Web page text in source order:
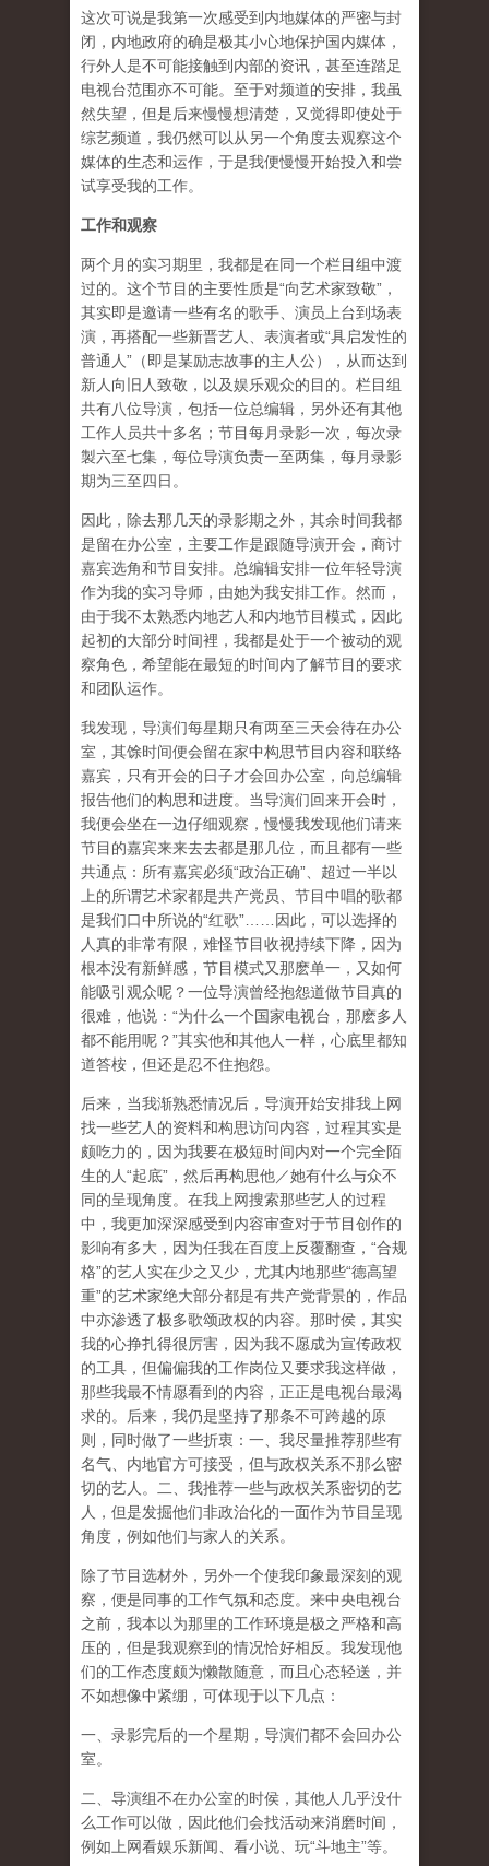
这次可说是我第一次感受到内地媒体的严密与封
闭，内地政府的确是极其小心地保护国内媒体，
行外人是不可能接触到内部的资讯，甚至连踏足
电视台范围亦不可能。至于对频道的安排，我虽
然失望，但是后来慢慢想清楚，又觉得即使处于
综艺频道，我仍然可以从另一个角度去观察这个
媒体的生态和运作，于是我便慢慢开始投入和尝
试享受我的工作。
工作和观察
两个月的实习期里，我都是在同一个栏目组中渡
过的。这个节目的主要性质是“向艺术家致敬”，
其实即是邀请一些有名的歌手、演员上台到场表
演，再搭配一些新晋艺人、表演者或“具启发性的
普通人”（即是某励志故事的主人公），从而达到
新人向旧人致敬，以及娱乐观众的目的。栏目组
共有八位导演，包括一位总编辑，另外还有其他
工作人员共十多名；节目每月录影一次，每次录
製六至七集，每位导演负责一至两集，每月录影
期为三至四日。
因此，除去那几天的录影期之外，其余时间我都
是留在办公室，主要工作是跟随导演开会，商讨
嘉宾选角和节目安排。总编辑安排一位年轻导演
作为我的实习导师，由她为我安排工作。然而，
由于我不太熟悉内地艺人和内地节目模式，因此
起初的大部分时间裡，我都是处于一个被动的观
察角色，希望能在最短的时间内了解节目的要求
和团队运作。
我发现，导演们每星期只有两至三天会待在办公
室，其馀时间便会留在家中构思节目内容和联络
嘉宾，只有开会的日子才会回办公室，向总编辑
报告他们的构思和进度。当导演们回来开会时，
我便会坐在一边仔细观察，慢慢我发现他们请来
节目的嘉宾来来去去都是那几位，而且都有一些
共通点：所有嘉宾必须“政治正确”、超过一半以
上的所谓艺术家都是共产党员、节目中唱的歌都
是我们口中所说的“红歌”……因此，可以选择的
人真的非常有限，难怪节目收视持续下降，因为
根本没有新鲜感，节目模式又那麽单一，又如何
能吸引观众呢？一位导演曾经抱怨道做节目真的
很难，他说：“为什么一个国家电视台，那麽多人
都不能用呢？”其实他和其他人一样，心底里都知
道答桉，但还是忍不住抱怨。
后来，当我渐熟悉情况后，导演开始安排我上网
找一些艺人的资料和构思访问内容，过程其实是
颇吃力的，因为我要在极短时间内对一个完全陌
生的人“起底”，然后再构思他／她有什么与众不
同的呈现角度。在我上网搜索那些艺人的过程
中，我更加深深感受到内容审查对于节目创作的
影响有多大，因为任我在百度上反覆翻查，“合规
格”的艺人实在少之又少，尤其内地那些“德高望
重”的艺术家绝大部分都是有共产党背景的，作品
中亦渗透了极多歌颂政权的内容。那时侯，其实
我的心挣扎得很厉害，因为我不愿成为宣传政权
的工具，但偏偏我的工作岗位又要求我这样做，
那些我最不情愿看到的内容，正正是电视台最渴
求的。后来，我仍是坚持了那条不可跨越的原
则，同时做了一些折衷：一、我尽量推荐那些有
名气、内地官方可接受，但与政权关系不那么密
切的艺人。二、我推荐一些与政权关系密切的艺
人，但是发掘他们非政治化的一面作为节目呈现
角度，例如他们与家人的关系。
除了节目选材外，另外一个使我印象最深刻的观
察，便是同事的工作气氛和态度。来中央电视台
之前，我本以为那里的工作环境是极之严格和高
压的，但是我观察到的情况恰好相反。我发现他
们的工作态度颇为懒散随意，而且心态轻送，并
不如想像中紧绷，可体现于以下几点：
一、录影完后的一个星期，导演们都不会回办公
室。
二、导演组不在办公室的时侯，其他人几乎没什
么工作可以做，因此他们会找活动来消磨时间，
例如上网看娱乐新闻、看小说、玩“斗地主”等。